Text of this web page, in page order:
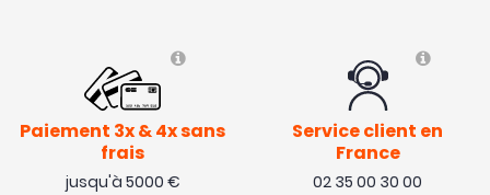
Paiement 3x & 4x sans
frais
jusqu'à 5000 €
Service client en
France
02 35 00 30 00